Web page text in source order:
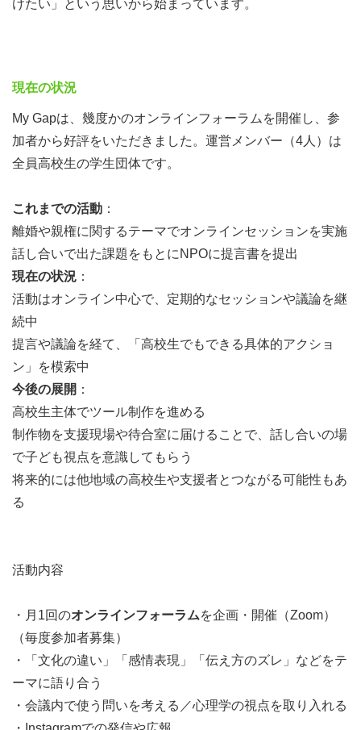
けたい」という思いから始まっています。
現在の状況
My Gapは、幾度かのオンラインフォーラムを開催し、参
加者から好評をいただきました。運営メンバー（4人）は
全員高校生の学生団体です。
これまでの活動 ：
離婚や親権に関するテーマでオンラインセッションを実施
話し合いで出た課題をもとにNPOに提言書を提出
現在の状況 ：
活動はオンライン中心で、定期的なセッションや議論を継
続中
提言や議論を経て、「高校生でもできる具体的アクショ
ン」を模索中
今後の展開 ：
高校生主体でツール制作を進める
制作物を支援現場や待合室に届けることで、話し合いの場
で子ども視点を意識してもらう
将来的には他地域の高校生や支援者とつながる可能性もあ
る
活動内容
・月1回のオンラインフォーラムを企画・開催（Zoom）
（毎度参加者募集）
・「文化の違い」「感情表現」「伝え方のズレ」などをテ
ーマに語り合う
・会議内で使う問いを考える／心理学の視点を取り入れる